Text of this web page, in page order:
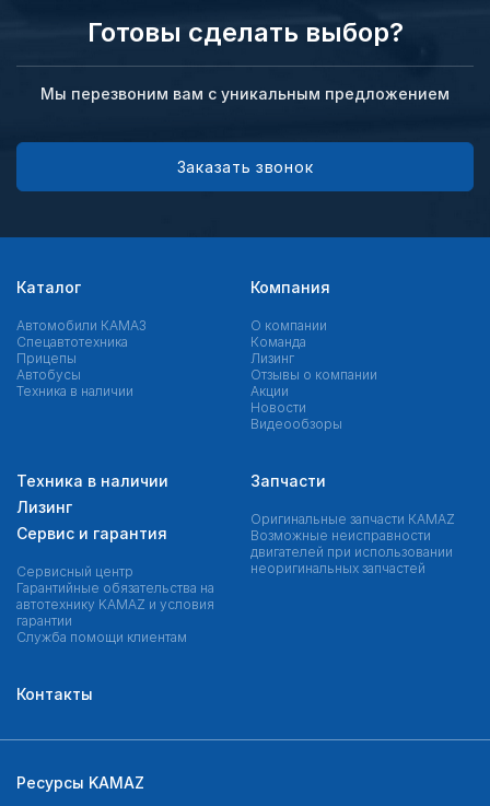
Готовы сделать выбор?
Мы перезвоним вам с уникальным предложением
Заказать звонок
Каталог
Автомобили КАМАЗ
Спецавтотехника
Прицепы
Автобусы
Техника в наличии
Компания
О компании
Команда
Лизинг
Отзывы о компании
Акции
Новости
Видеообзоры
Техника в наличии
Лизинг
Сервис и гарантия
Сервисный центр
Гарантийные обязательства на
автотехнику KAMAZ и условия
гарантии
Служба помощи клиентам
Запчасти
Оригинальные запчасти КAMAZ
Возможные неисправности
двигателей при использовании
неоригинальных запчастей
Контакты
Ресурсы KAMAZ